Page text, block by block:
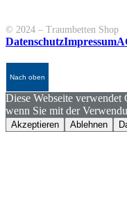
© 2024 – Traumbetten Shop
DatenschutzImpressum
Nach oben
Diese Webseite
wenn Sie mit der
Akzeptieren Ablehnen